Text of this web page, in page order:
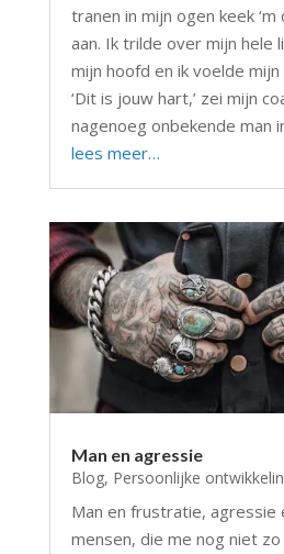
tranen in mijn ogen keek
aan. Ik trilde over mijn hele
mijn hoofd en ik voelde
‘Dit is jouw hart,’ zei mijn
nagenoeg onbekende man
lees meer…
Man en agressie
Blog, Persoonlijke
Man en frustratie, agressie
mensen, die me nog niet